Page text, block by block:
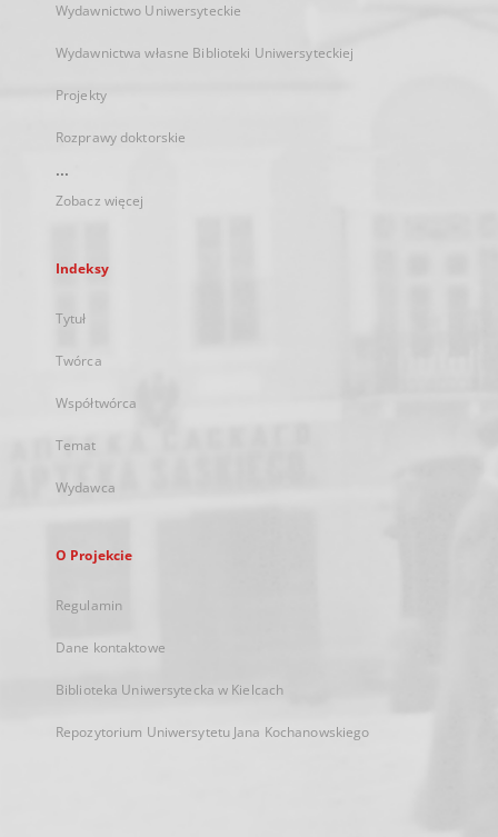
Wydawnictwo Uniwersyteckie
Wydawnictwa własne Biblioteki Uniwersyteckiej
Projekty
Rozprawy doktorskie
...
Zobacz więcej
Indeksy
Tytuł
Twórca
Współtwórca
Temat
Wydawca
O Projekcie
Regulamin
Dane kontaktowe
Biblioteka Uniwersytecka w Kielcach
Repozytorium Uniwersytetu Jana Kochanowskiego